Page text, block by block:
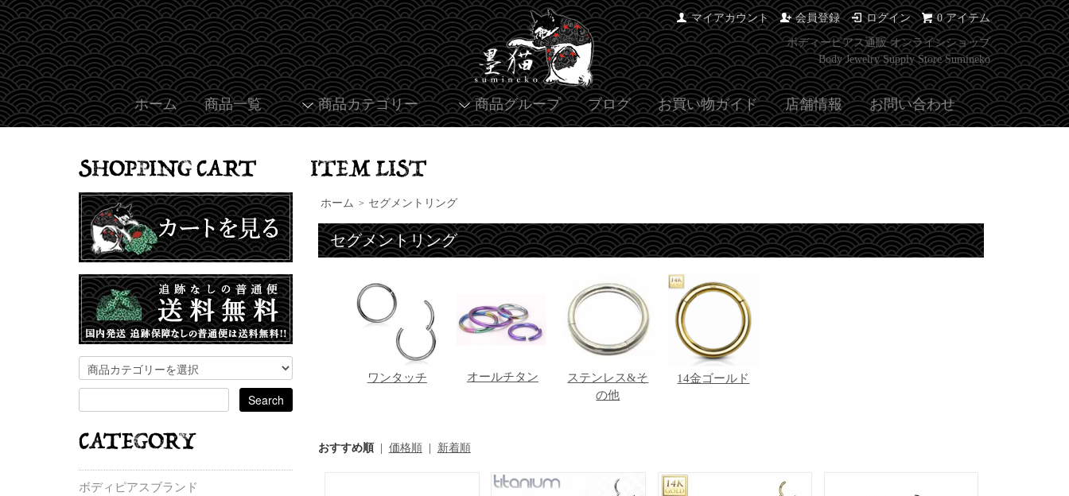
マイアカウント 会員登録 ログイン 0 アイテム
ボディーピアス通販 オンラインショップ
Body Jewelry Supply Store Sumineko
ホーム 商品一覧 商品カテゴリー 商品グループ ブログ お買い物ガイド 店舗情報 お問い合わせ
ホーム > セグメントリング
セグメントリング
ワンタッチ オールチタン
ステンレス&そ
の他
14金ゴールド
おすすめ順| 価格順| 新着順
ボディピアスブランド